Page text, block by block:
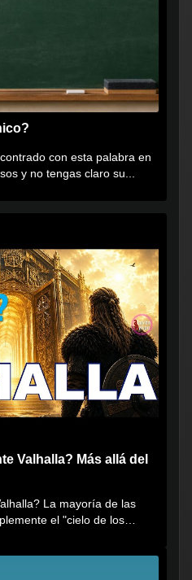
con esta palabra en
y no tengas claro su...
Valhalla? Más allá del
La mayoría de las
el "cielo de los